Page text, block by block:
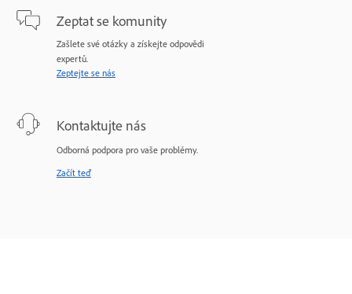
Zeptat se komunity
Zašlete své otázky a získejte odpovědi
expertů.
Zeptejte se nás
Kontaktujte nás
Odborná podpora pro vaše problémy.
Začít teď